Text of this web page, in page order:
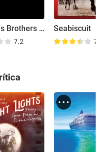
Nicholas Brothers Family Home Movies
7.2
Seabiscuit
7.8